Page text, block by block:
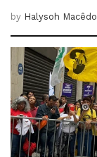
by Halysoh Macêdo